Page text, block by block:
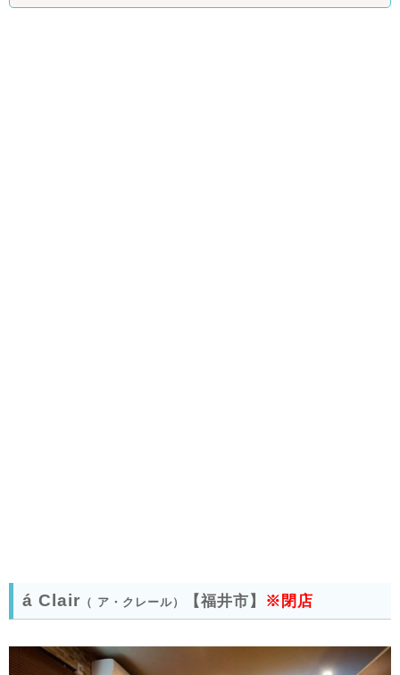
á Clair （ ア・クレール） 【福井市】 ※閉店